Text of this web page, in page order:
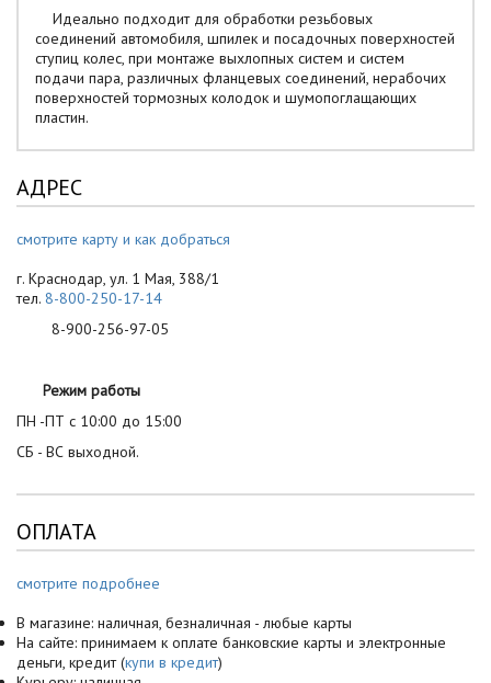
Идеально подходит для обработки резьбовых
соединений автомобиля, шпилек и посадочных поверхностей
ступиц колес, при монтаже выхлопных систем и систем
подачи пара, различных фланцевых соединений, нерабочих
поверхностей тормозных колодок и шумопоглащающих
пластин.
АДРЕС
смотрите карту и как добраться
г. Краснодар, ул. 1 Мая, 388/1
тел. 8-800-250-17-14
8-900-256-97-05
Режим работы
ПН -ПТ с 10:00 до 15:00
СБ - ВС выходной.
ОПЛАТА
смотрите подробнее
В магазине: наличная, безналичная - любые карты
На сайте: принимаем к оплате банковские карты и электронные
деньги, кредит (купи в кредит)